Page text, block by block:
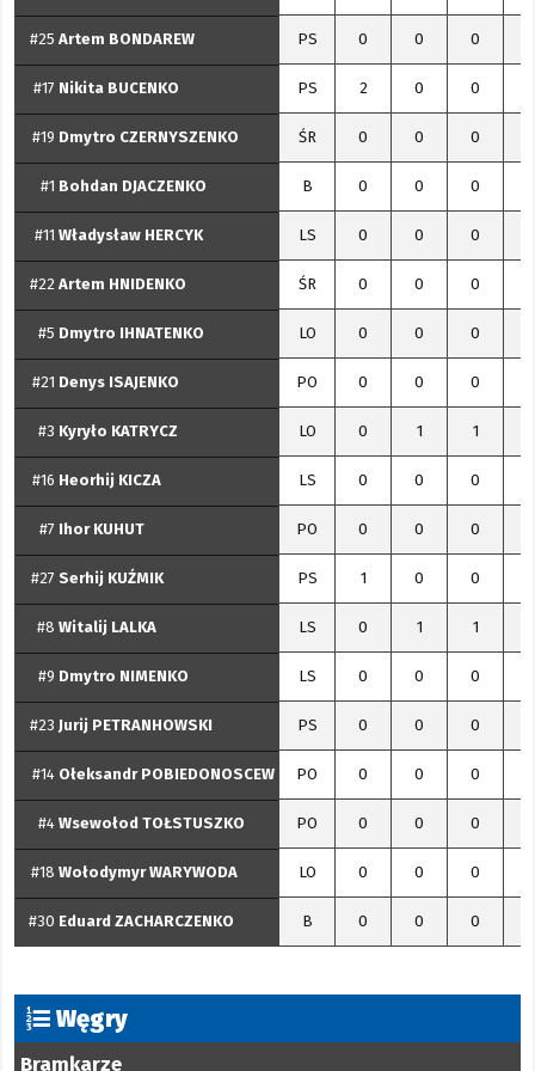
#25 Artem BONDAREW PS 0 0 0
#17 Nikita BUCENKO PS 2 0 0
#19 Dmytro CZERNYSZENKO ŚR 0 0 0
#1 Bohdan DJACZENKO B 0 0 0
#11 Władysław HERCYK LS 0 0 0
#22 Artem HNIDENKO ŚR 0 0 0
#5 Dmytro IHNATENKO LO 0 0 0
#21 Denys ISAJENKO PO 0 0 0
#3 Kyryło KATRYCZ LO 0 1 1
#16 Heorhij KICZA LS 0 0 0
#7 Ihor KUHUT PO 0 0 0
#27 Serhij KUŹMIK PS 1 0 0
#8 Witalij LALKA LS 0 1 1
#9 Dmytro NIMENKO LS 0 0 0
#23 Jurij PETRANHOWSKI PS 0 0 0
#14 Ołeksandr POBIEDONOSCEW PO 0 0 0
#4 Wsewołod TOŁSTUSZKO PO 0 0 0
#18 WołodymyrWARYWODA LO 0 0 0
#30 Eduard ZACHARCZENKO B 0 0 0
Węgry
Bramkarze